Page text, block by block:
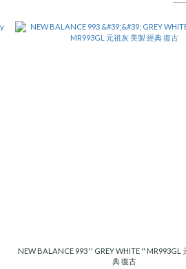
NEW BALANCE 993 '' GREY WHITE '' MR993GL
典 復古